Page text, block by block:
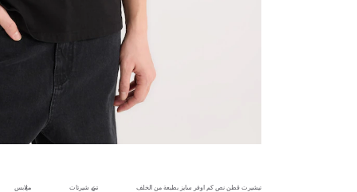
ملابس تي شيرتات تيشيرت قطن نص كم اوفر سايز بطبعة من الخلف